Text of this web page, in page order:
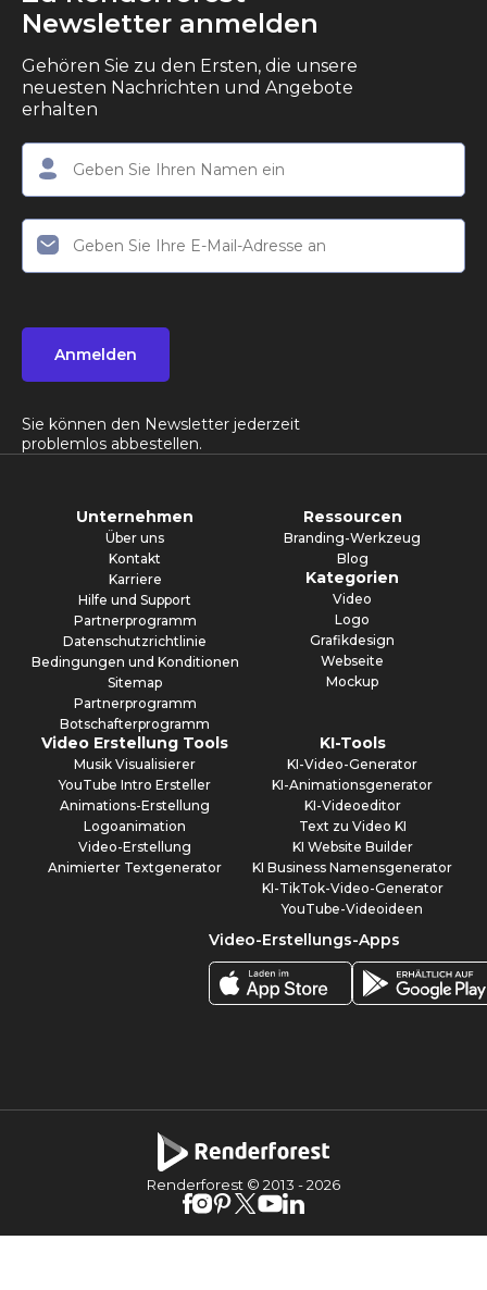
Newsletter anmelden
Gehören Sie zu den Ersten, die unsere
neuesten Nachrichten und Angebote
erhalten
Anmelden
Sie können den Newsletter jederzeit
problemlos abbestellen.
Unternehmen
Über uns
Kontakt
Karriere
Hilfe und Support
Partnerprogramm
Datenschutzrichtlinie
Bedingungen und Konditionen
Sitemap
Partnerprogramm
Botschafterprogramm
Ressourcen
Branding-Werkzeug
Blog
Kategorien
Video
Logo
Grafikdesign
Webseite
Mockup
Video Erstellung Tools
Musik Visualisierer
YouTube Intro Ersteller
Animations-Erstellung
Logoanimation
Video-Erstellung
Animierter Textgenerator
KI-Tools
KI-Video-Generator
KI-Animationsgenerator
KI-Videoeditor
Text zu Video KI
KI Website Builder
KI Business Namensgenerator
KI-TikTok-Video-Generator
YouTube-Videoideen
Video-Erstellungs-Apps
Renderforest © 2013 -2026